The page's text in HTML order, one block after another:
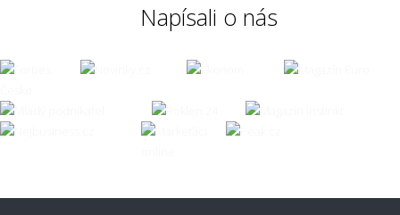
zvyškami, keď sa rola zužuje?
Je možné si nechať metrážny koberec obšiť?
Napísali o nás